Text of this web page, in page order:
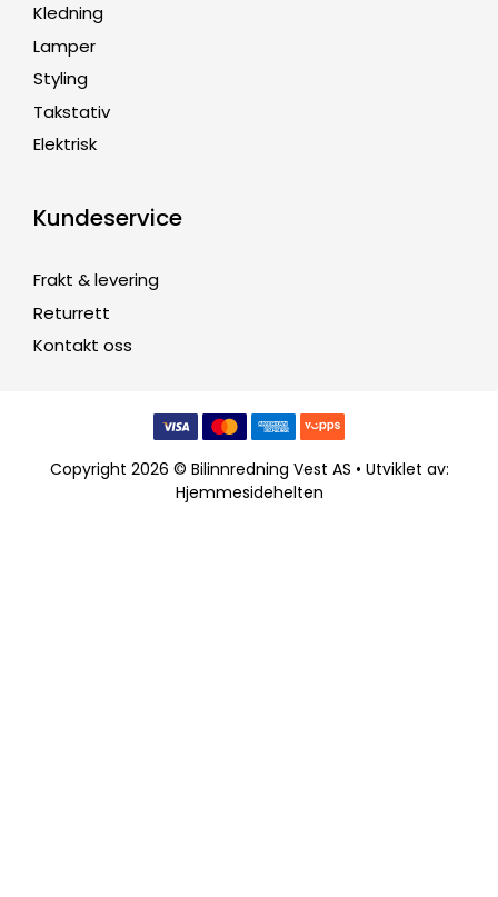
Kledning
Lamper
Styling
Takstativ
Elektrisk
Kundeservice
Frakt & levering
Returrett
Kontakt oss
Copyright 2026 © Bilinnredning Vest AS • Utviklet av:
Hjemmesidehelten